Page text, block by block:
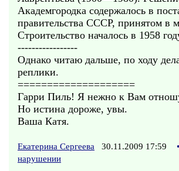
Академгородка содержалось в
правительства СССР, принятом в
Строительство началось в 1958
-----------------
Однако читаю дальше, по ходу
реплики.
====================
Гарри Пиль! Я нежно к Вам
Но истина дороже, увы.
Ваша Катя.
Екатерина Сергеева 30.11.2009 17:59 •
нарушении